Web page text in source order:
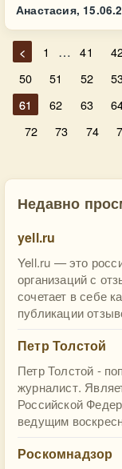
Анастасия,
< 1 … 41
50
51 52
61
62 63
72
73 74
Недавно
yell.ru
Yell.ru — это
организаций с
сочетает в себе
публикации
Петр Толстой
Петр Толстой -
журналист.
Российской
ведущим
Роскомнадзор